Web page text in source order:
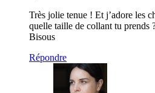
Très jolie tenue ! Et j’adore les
quelle taille de collant tu prends
Bisous
Répondre